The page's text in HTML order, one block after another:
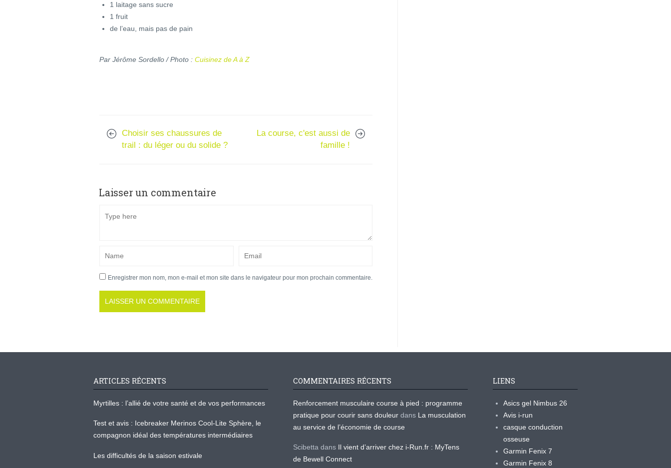
1 laitage sans sucre
1 fruit
de l’eau, mais pas de pain
Par Jérôme Sordello / Photo : Cuisinez de A à Z
Choisir ses chaussures de
trail : du léger ou du solide ?
La course, c'est aussi de
famille !
Laisser un commentaire
Enregistrer mon nom, mon e-mail et mon site dans le navigateur pour mon prochain commentaire.
ARTICLES RÉCENTS
Myrtilles : l’allié de votre santé et de vos performances
Test et avis : Icebreaker Merinos Cool-Lite Sphère, le
compagnon idéal des températures intermédiaires
Les difficultés de la saison estivale
COMMENTAIRES RÉCENTS
Renforcement musculaire course à pied : programme
pratique pour courir sans douleur dans La musculation
au service de l’économie de course
Scibetta dans Il vient d’arriver chez i-Run.fr : MyTens
de Bewell Connect
LIENS
Asics gel Nimbus 26
Avis i-run
casque conduction
osseuse
Garmin Fenix 7
Garmin Fenix 8